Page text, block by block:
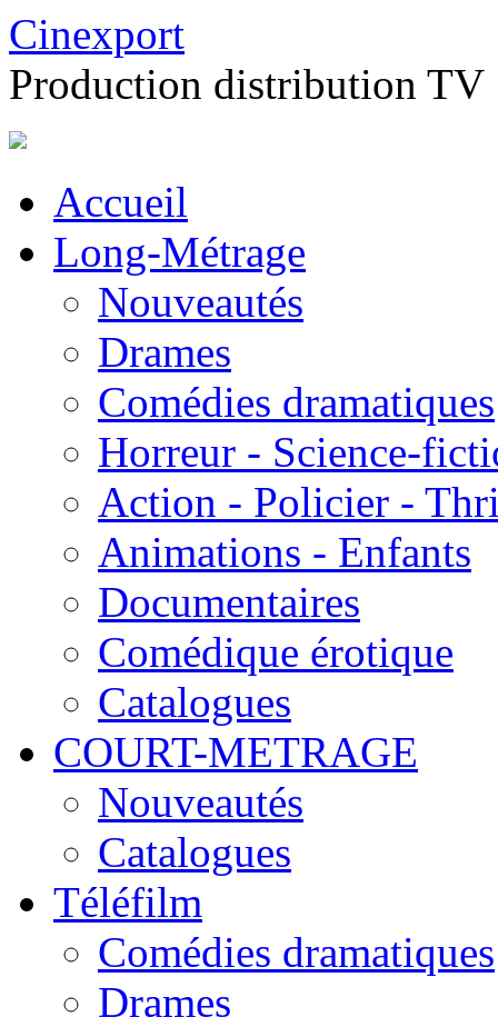
Cinexport
Production distribution TV
Accueil
Long-Métrage
Nouveautés
Drames
Comédies dramatiques
Horreur - Science-
Action - Policier -
Animations - Enfants
Documentaires
Comédique érotique
Catalogues
COURT-METRAGE
Nouveautés
Catalogues
Téléfilm
Comédies dramatiques
Drames